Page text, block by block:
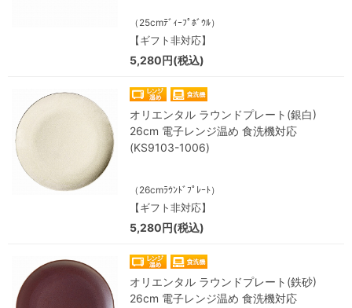
（25cmﾃﾞｨｰﾌﾟﾎﾞｳﾙ）
【ギフト非対応】
5,280円(税込)
オリエンタル ラウンドプレート(銀白)
26cm 電子レンジ温め 食洗機対応
(KS9103-1006)
（26cmﾗｳﾝﾄﾞﾌﾟﾚｰﾄ）
【ギフト非対応】
5,280円(税込)
オリエンタル ラウンドプレート(鉄砂)
26cm 電子レンジ温め 食洗機対応